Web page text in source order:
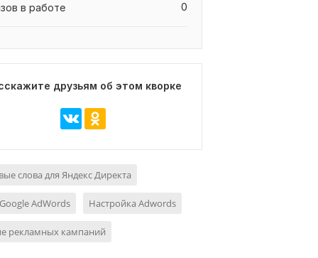
0
в работе
друзьям об этом кворке
слова для Яндекс Директа
AdWords Настройка Adwords
рекламных кампаний